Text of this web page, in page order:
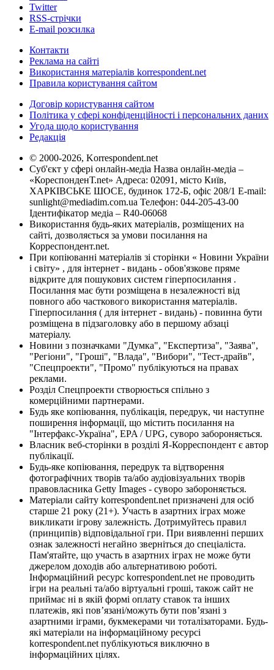
Twitter
RSS-стрічки
E-mail розсилка
Контакти
Реклама на сайті
Використання матеріалів korrespondent.net
Правила користування сайтом
Договір користування сайтом
Політика у сфері конфіденційності і персональних даних
Угода щодо користування
Редакція
© 2000-2026, Korrespondent.net
Суб'єкт у сфері онлайн-медіа Назва онлайн-медіа –
«КореспонденТ.net» Адреса: 02091, місто Київ,
ХАРКІВСЬКЕ ШОСЕ, будинок 172-Б, офіс 208/1 E-mail:
sunlight@mediadim.com.ua Телефон: 044-205-43-00
Ідентифікатор медіа – R40-06068
Використання будь-яких матеріалів, розміщених на
сайті, дозволяється за умови посилання на
Корреспондент.net.
При копіюванні матеріалів зі сторінки « Новини України
і світу» , для інтернет - видань - обов'язкове пряме
відкрите для пошукових систем гіперпосилання .
Посилання має бути розміщена в незалежності від
повного або часткового використання матеріалів.
Гіперпосилання ( для інтернет - видань) - повинна бути
розміщена в підзаголовку або в першому абзаці
матеріалу.
Новини з позначками "Думка", "Експертиза", "Заява",
"Регіони", "Гроші", "Влада", "Вибори", "Тест-драйв",
"Спецпроекти", "Промо" публікуються на правах
реклами.
Розділ Спецпроекти створюється спільно з
комерційними партнерами.
Будь яке копіювання, публікація, передрук, чи наступне
поширення інформації, що містить посилання на
"Інтерфакс-Україна", EPA / UPG, суворо забороняється.
Власник веб-сторінки в розділі Я-Корреспондент є автор
публікації.
Будь-яке копіювання, передрук та відтворення
фотографічних творів та/або аудіовізуальних творів
правовласника Getty Images - суворо забороняється.
Матеріали сайту korrespondent.net призначені для осіб
старше 21 року (21+). Участь в азартних іграх може
викликати ігрову залежність. Дотримуйтесь правил
(принципів) відповідальної гри. При виявленні перших
ознак залежності негайно зверніться до спеціаліста.
Пам'ятайте, що участь в азартних іграх не може бути
джерелом доходів або альтернативою роботі.
Інформаційний ресурс korrespondent.net не проводить
ігри на реальні та/або віртуальні гроші, також сайт не
приймає ні в якій формі оплату ставок та інших
платежів, які пов’язані/можуть бути пов’язані з
азартними іграми, букмекерами чи тоталізаторами. Будь-
які матеріали на інформаційному ресурсі
korrespondent.net публікуються виключно в
інформаційних цілях.